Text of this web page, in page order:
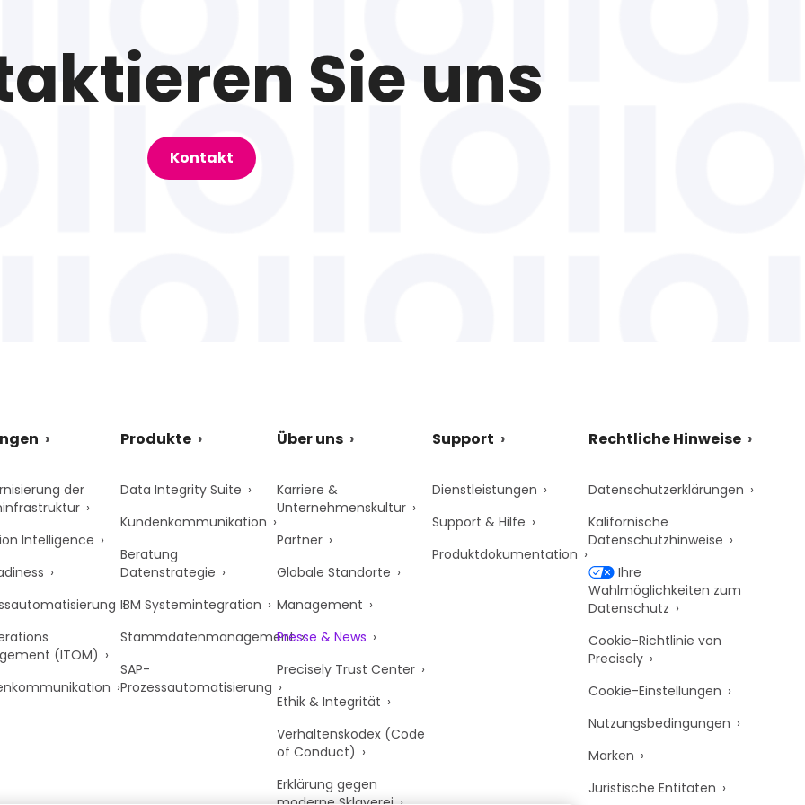
Sie uns
Kontakt
der
Intelligence
(ITOM)
Produkte
Data Integrity Suite
Kundenkommunikation
Beratung
Datenstrategie
IBM Systemintegration
Stammdatenmanagement
SAP-
Prozessautomatisierung
Über uns
Karriere &
Unternehmenskultur
Partner
Globale Standorte
Management
Presse & News
Precisely Trust Center
Ethik & Integrität
Verhaltenskodex (Code
of Conduct)
Erklärung gegen
Support
Dienstleistungen
Support & Hilfe
Produktdokumentation
Rechtliche Hinweise
Datenschutzerklärungen
Kalifornische
Datenschutzhinweise
Ihre
Wahlmöglichkeiten zum
Datenschutz
Cookie-Richtlinie von
Precisely
Cookie-Einstellungen
Nutzungsbedingungen
Marken
Juristische Entitäten